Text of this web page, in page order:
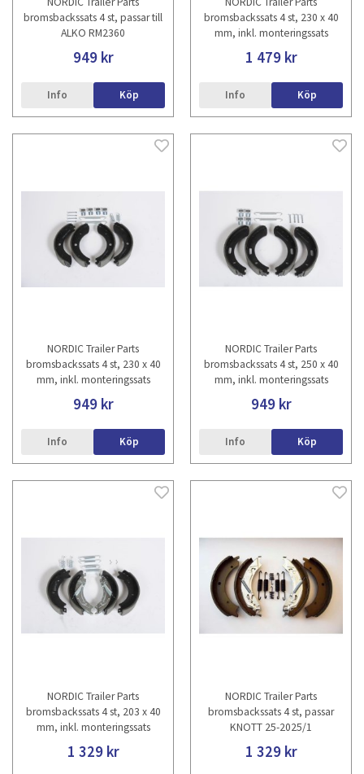
bromsbackssats 4 st, passar till
ALKO RM2360
949 kr
Info Köp
bromsbackssats 4 st, 230 x 40
mm, inkl. monteringssats
1 479 kr
Info Köp
NORDIC Trailer Parts
bromsbackssats 4 st, 230 x 40
mm, inkl. monteringssats
949 kr
Info Köp
NORDIC Trailer Parts
bromsbackssats 4 st, 250 x 40
mm, inkl. monteringssats
949 kr
Info Köp
NORDIC Trailer Parts
bromsbackssats 4 st, 203 x 40
mm, inkl. monteringssats
1 329 kr
NORDIC Trailer Parts
bromsbackssats 4 st, passar
KNOTT 25-2025/1
1 329 kr